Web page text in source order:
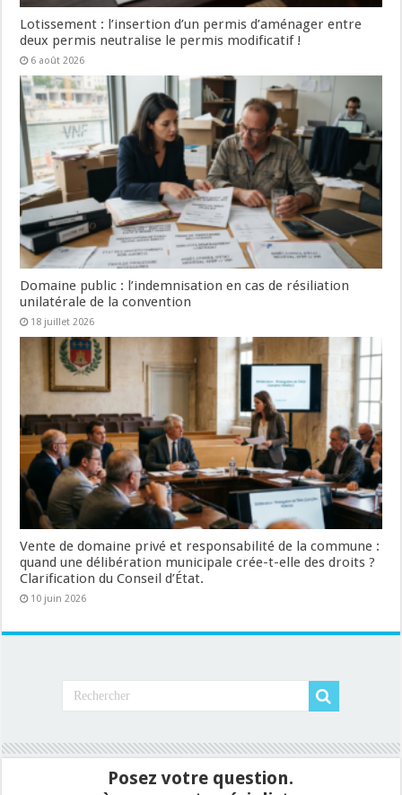
Lotissement : l’insertion d’un permis d’aménager entre
deux permis neutralise le permis modificatif !
6 août 2026
Domaine public : l’indemnisation en cas de résiliation
unilatérale de la convention
18 juillet 2026
Vente de domaine privé et responsabilité de la commune :
quand une délibération municipale crée-t-elle des droits ?
Clarification du Conseil d’État.
10 juin 2026
Posez votre question.